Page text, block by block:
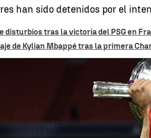
Buscar
han sido detenidos por el
disturbios tras la victoria del PSG en
de Kylian Mbappé tras la primera